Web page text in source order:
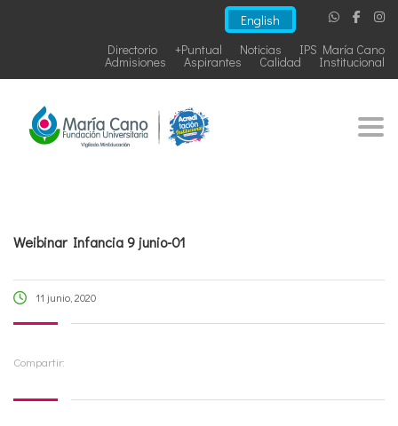
English
IPS María Cano
Noticias
+Puntual
Directorio
Institucional
Calidad
Aspirantes
Admisiones
Weibinar Infancia 9 junio-01
11 junio, 2020
Compartir: